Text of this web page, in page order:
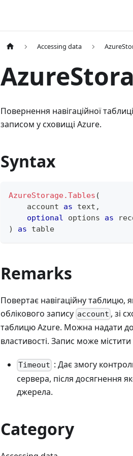
Accessing data
Повернення навігаційної
записом у сховищі Azure.
Syntax
AzureStorage.Tables (
    account
as text ,
optional options as
)
as table
Remarks
Повертає навігаційну таблицю,
облікового запису account , зі
таблицю Azure. Можна надати
властивості. Запис може містити
Timeout : Дає змогу
сервера, після досягнення
джерела.
Category